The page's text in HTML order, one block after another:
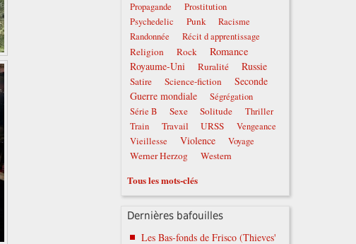
Propagande
Prostitution
Psychedelic
Punk
Racisme
Randonnée
Récit d apprentissage
Religion Rock Romance
Royaume-Uni Ruralité Russie
Satire Science-fiction
Seconde
Guerre mondiale
Ségrégation
Série B
Sexe Solitude
Thriller
Train
Travail URSS
Vengeance
Vieillesse
Violence Voyage
Werner Herzog Western
Tous les mots-clés
Dernières bafouilles
Les Bas-fonds de Frisco (Thieves'